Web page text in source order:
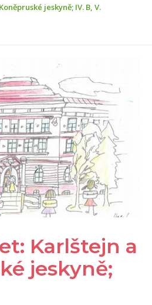
jeskyně; IV. B, V.
Karlštejn a
jeskyně;